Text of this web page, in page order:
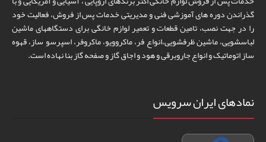
گذراندن دوره های آموزشی فنی و مدیریتی خدمات پس از فروش، فعالیت خود
را در جهت نصب، تامین قطعات و تعمیر لوازم خانگی برای دستگاههای ماشین
لباسشویی، ماشین ظرفشویی،انواع فر، ماکروویو، ماکروفر، اسپرسو ساز، قهوه
ساز اتوماتیک و انواع جاروبرقی و هود و اجاق گاز و صفحه گاز بنا نهاده است.
نمادهای ایران سرویس